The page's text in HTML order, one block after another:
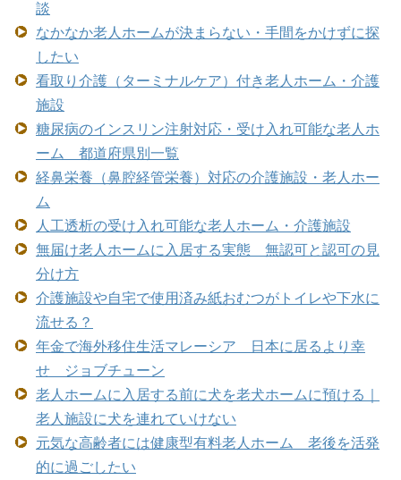
談
なかなか老人ホームが決まらない・手間をかけずに探
したい
看取り介護（ターミナルケア）付き老人ホーム・介護
施設
糖尿病のインスリン注射対応・受け入れ可能な老人ホ
ーム 都道府県別一覧
経鼻栄養（鼻腔経管栄養）対応の介護施設・老人ホー
ム
人工透析の受け入れ可能な老人ホーム・介護施設
無届け老人ホームに入居する実態 無認可と認可の見
分け方
介護施設や自宅で使用済み紙おむつがトイレや下水に
流せる？
年金で海外移住生活マレーシア 日本に居るより幸
せ ジョブチューン
老人ホームに入居する前に犬を老犬ホームに預ける｜
老人施設に犬を連れていけない
元気な高齢者には健康型有料老人ホーム 老後を活発
的に過ごしたい